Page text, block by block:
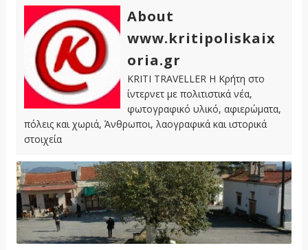
About
www.kritipoliskaix
oria.gr
KRITI TRAVELLER Η Κρήτη στο
ίντερνετ με πολιτιστικά νέα,
φωτογραφικό υλικό, αφιερώματα,
πόλεις και χωριά, Άνθρωποι, λαογραφικά και ιστορικά
στοιχεία